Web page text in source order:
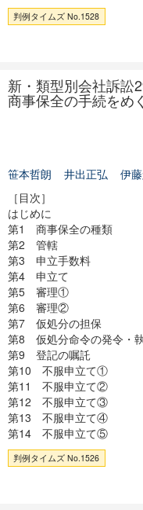
判例タイムズ No.1528
新・類型別会社訴訟
商事保全の手続をめ
笹本哲朗 井出正弘
伊
［目次］
はじめに
第1 商事保全の種類
第2 管轄
第3 申立手数料
第4 申立て
第5 審理①
第6 審理②
第7 仮処分の担保
第8 仮処分命令の発令・
第9 登記の嘱託
第10 不服申立て①
第11 不服申立て②
第12 不服申立て③
第13 不服申立て④
第14 不服申立て⑤
判例タイムズ No.1526